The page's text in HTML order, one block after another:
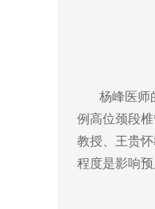
杨峰医师的
例高位颈段
教授、王贵
程度是影响预